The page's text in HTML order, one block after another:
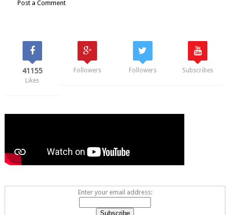
Post a Comment
41155
Likes
Followers Followers Subscribes
Enter your email address: